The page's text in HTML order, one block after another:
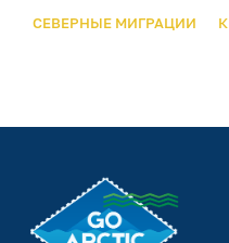
СЕВЕРНЫЕ МИГРАЦИИ